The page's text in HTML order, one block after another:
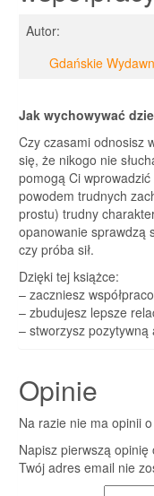
Autor:
Gdańskie
Jak wychowywać
Czy czasami odnosisz
się, że nikogo nie
pomogą Ci
powodem trudnych
prostu) trudny
opanowanie sprawdzą
czy próba sił.
Dzięki tej książce:
– zaczniesz
– zbudujesz lepsze
– stworzysz
Opinie
Na razie nie ma opinii
Napisz pierwszą opinię
Twój adres email nie